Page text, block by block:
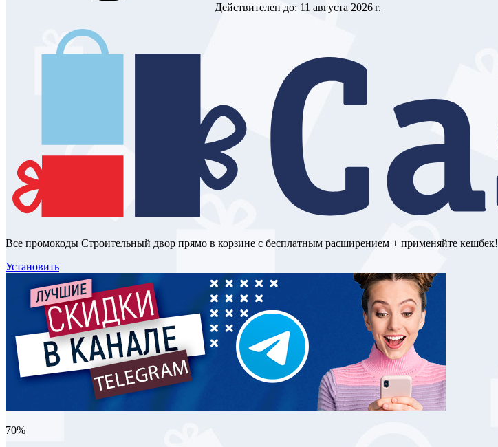
Действителен до: 11 августа 2026 г.
Все промокоды Строительный двор прямо в корзине с бесплатным расширением + применяйте кешбек!
Установить
70%